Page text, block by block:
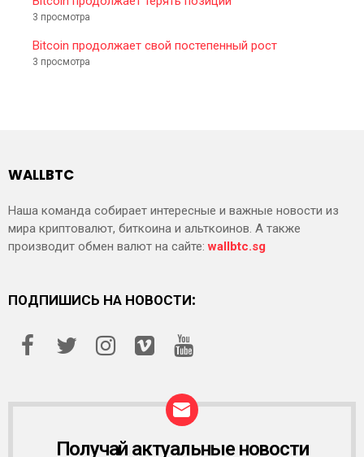
3 просмотра
Bitcoin продолжает свой постепенный рост
3 просмотра
WALLBTC
Наша команда собирает интересные и важные новости из
мира криптовалют, биткоина и альткоинов. А также
производит обмен валют на сайте:wallbtc.sg
ПОДПИШИСЬ НА НОВОСТИ:
Получай актуальные новости